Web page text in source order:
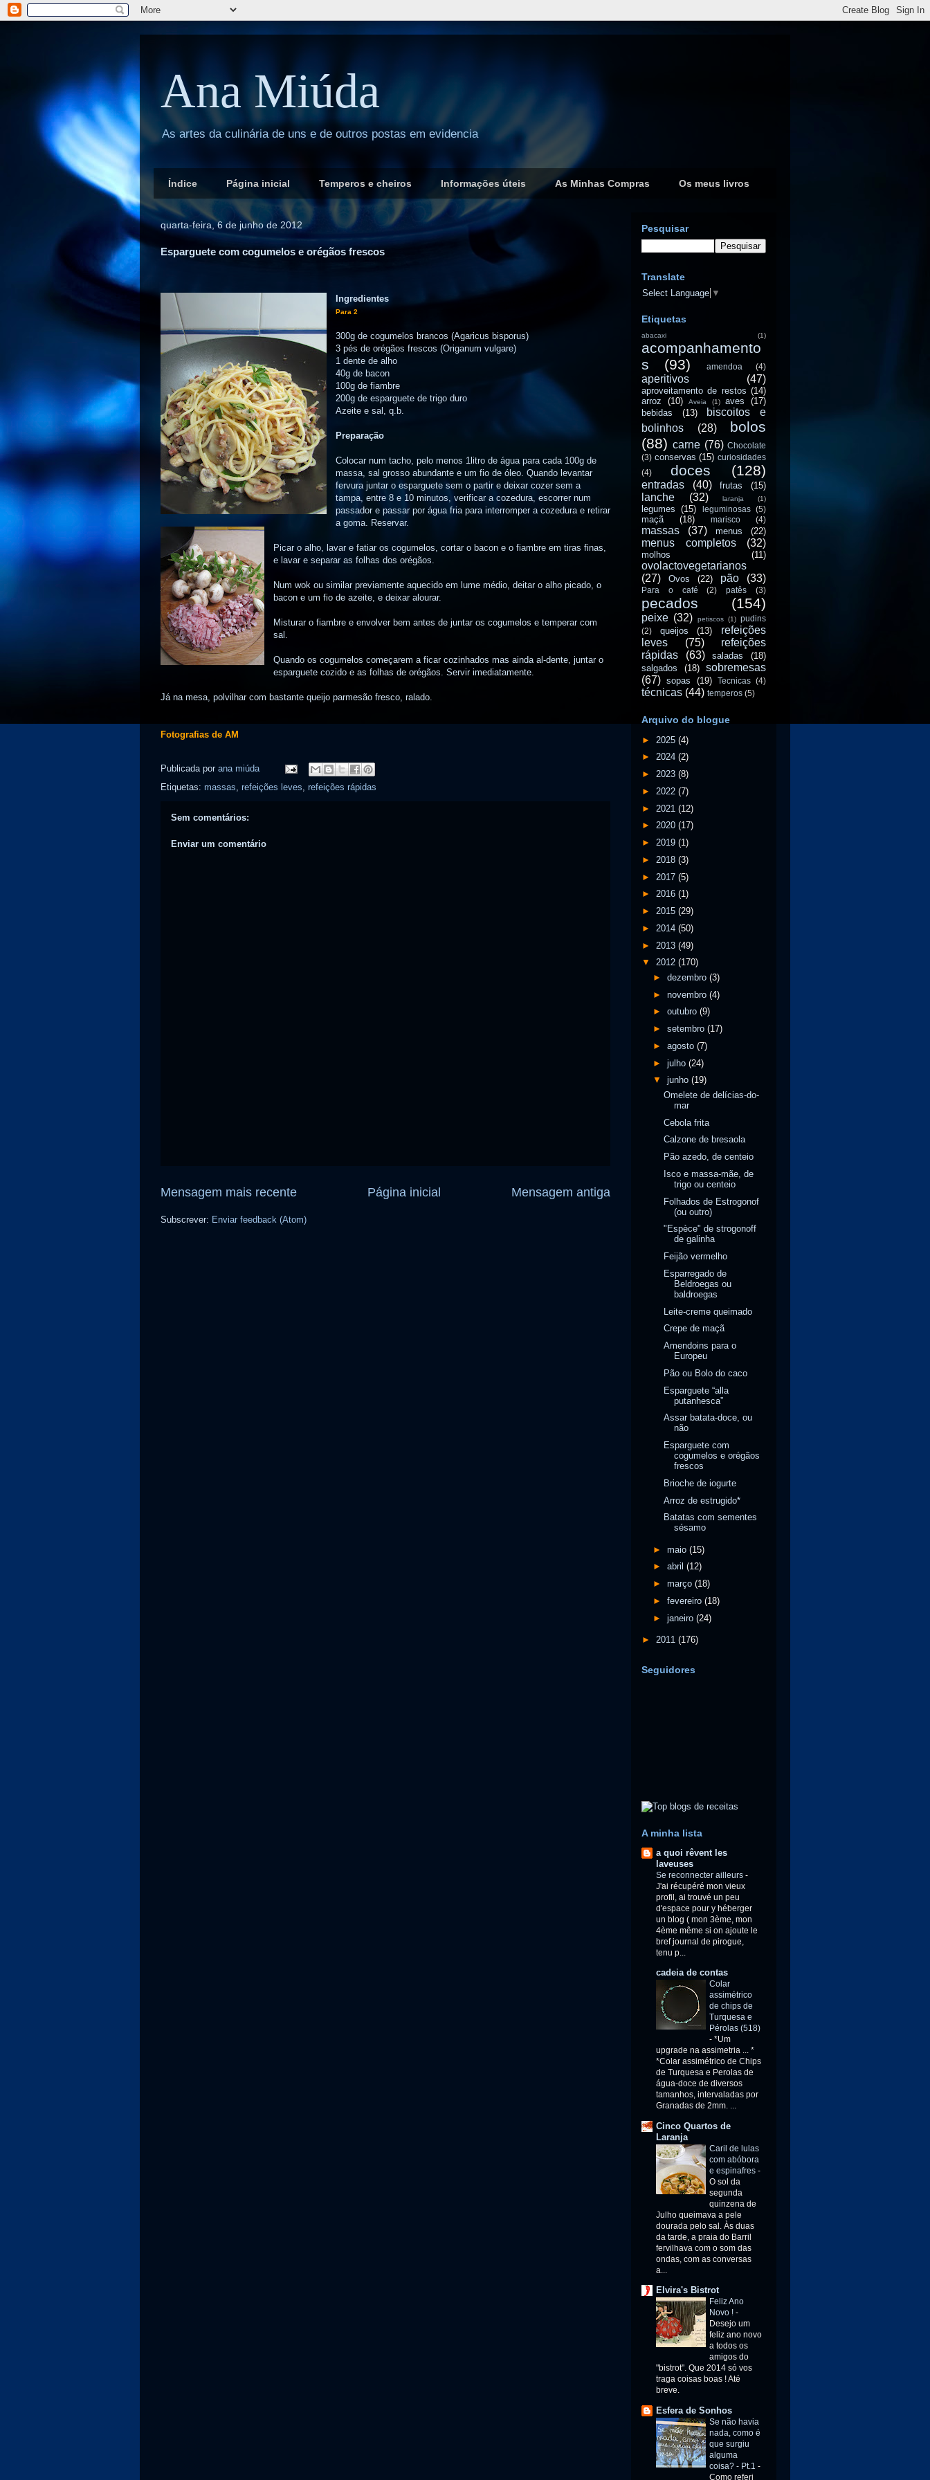
Ana Miúda
As artes da culinária de uns e de outros postas em evidencia
Índice Página inicial Temperos e cheiros Informações úteis As Minhas Compras Os meus livros
quarta-feira, 6 de junho de 2012
Esparguete com cogumelos e orégãos frescos
Ingredientes
Para 2
300g de cogumelos brancos (Agaricus bisporus)
3 pés de orégãos frescos (Origanum vulgare)
1 dente de alho
40g de bacon
100g de fiambre
200g de esparguete de trigo duro
Azeite e sal, q.b.
Preparação
Colocar num tacho, pelo menos 1litro de água para cada 100g de
massa, sal grosso abundante e um fio de óleo. Quando levantar
fervura juntar o esparguete sem o partir e deixar cozer sem a
tampa, entre 8 e 10 minutos, verificar a cozedura, escorrer num
passador e passar por água fria para interromper a cozedura e retirar
a goma. Reservar.
Picar o alho, lavar e fatiar os cogumelos, cortar o bacon e o fiambre em tiras finas,
e lavar e separar as folhas dos orégãos.
Num wok ou similar previamente aquecido em lume médio, deitar o alho picado, o
bacon e um fio de azeite, e deixar alourar.
Misturar o fiambre e envolver bem antes de juntar os cogumelos e temperar com
sal.
Quando os cogumelos começarem a ficar cozinhados mas ainda al-dente, juntar o
esparguete cozido e as folhas de orégãos. Servir imediatamente.
Já na mesa, polvilhar com bastante queijo parmesão fresco, ralado.
Fotografias de AM
Publicada por ana miúda
Etiquetas: massas, refeições leves, refeições rápidas
Sem comentários:
Enviar um comentário
Mensagem mais recente Mensagem antiga
Página inicial
Subscrever: Enviar feedback (Atom)
Pesquisar
Translate
Select Language ▼
Etiquetas
abacaxi (1)
acompanhamento
s
(93) amendoa (4)
aperitivos (47)
aproveitamento de restos (14)
arroz
(10) Aveia (1) aves
(17)
bebidas
(13)
biscoitos e
bolinhos
(28)
bolos
(88) carne (76) Chocolate
(3) conservas (15) curiosidades
(4)
doces (128)
entradas (40) frutas (15)
lanche (32) laranja (1)
legumes (15) leguminosas (5)
maçã (18) marisco (4)
massas (37) menus (22)
menus completos (32)
molhos (11)
ovolactovegetarianos
(27)
Ovos (22) pão (33)
Para o café (2) patês (3)
pecados (154)
peixe (32) petiscos (1) pudins
(2)
queijos (13)
refeições
leves
(75)
refeições
rápidas
(63) saladas
(18)
salgados
(18)
sobremesas
(67) sopas (19) Tecnicas (4)
técnicas (44) temperos (5)
Arquivo do blogue
► 2025 (4)
► 2024 (2)
► 2023 (8)
► 2022 (7)
► 2021 (12)
► 2020 (17)
► 2019 (1)
► 2018 (3)
► 2017 (5)
► 2016 (1)
► 2015 (29)
► 2014 (50)
► 2013 (49)
▼ 2012 (170)
► dezembro (3)
► novembro (4)
► outubro (9)
► setembro (17)
► agosto (7)
► julho (24)
▼ junho (19)
Omelete de delícias-do-
mar
Cebola frita
Calzone de bresaola
Pão azedo, de centeio
Isco e massa-mãe, de
trigo ou centeio
Folhados de Estrogonof
(ou outro)
"Espèce" de strogonoff
de galinha
Feijão vermelho
Esparregado de
Beldroegas ou
baldroegas
Leite-creme queimado
Crepe de maçã
Amendoins para o
Europeu
Pão ou Bolo do caco
Esparguete “alla
putanhesca”
Assar batata-doce, ou
não
Esparguete com
cogumelos e orégãos
frescos
Brioche de iogurte
Arroz de estrugido*
Batatas com sementes
sésamo
► maio (15)
► abril (12)
► março (18)
► fevereiro (18)
► janeiro (24)
► 2011 (176)
Seguidores
A minha lista
a quoi rêvent les
laveuses
Se reconnecter ailleurs -
J'ai récupéré mon vieux
profil, ai trouvé un peu
d'espace pour y héberger
un blog ( mon 3ème, mon
4ème même si on ajoute le
bref journal de pirogue,
tenu p...
cadeia de contas
Colar
assimétrico
de chips de
Turquesa e
Pérolas (518)
- *Um
upgrade na assimetria ... *
*Colar assimétrico de Chips
de Turquesa e Perolas de
água-doce de diversos
tamanhos, intervaladas por
Granadas de 2mm. ...
Cinco Quartos de
Laranja
Caril de lulas
com abóbora
e espinafres -
O sol da
segunda
quinzena de
Julho queimava a pele
dourada pelo sal. Às duas
da tarde, a praia do Barril
fervilhava com o som das
ondas, com as conversas
a...
Elvira's Bistrot
Feliz Ano
Novo ! -
Desejo um
feliz ano novo
a todos os
amigos do
"bistrot". Que 2014 só vos
traga coisas boas ! Até
breve.
Esfera de Sonhos
Se não havia
nada, como é
que surgiu
alguma
coisa? - Pt.1 -
Como referi